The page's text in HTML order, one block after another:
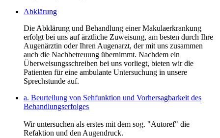
Abklärung
Die Abklärung und Behandlung einer Makulaerkrankung
erfolgt bei uns auf ärztliche Zuweisung, am besten durch Ihre
Augenärztin oder Ihren Augenarzt, der mit uns zusammen
auch die Nachbetreuung übernimmt. Nachdem ein
Überweisungsschreiben bei uns vorliegt, bieten wir die
Patienten für eine ambulante Untersuchung in unsere
Sprechstunde auf.
a. Beurteilung von Sehfunktion und Vorhersagbarkeit des
Behandlungserfolges
Wir untersuchen als erstes mit dem sog. "Autoref" die
Refaktion und den Augendruck.